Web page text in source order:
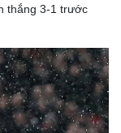
thắng 3-1 trước